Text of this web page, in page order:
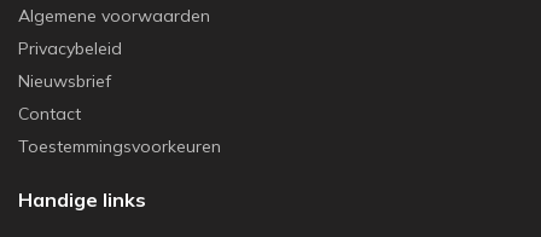
Algemene voorwaarden
Privacybeleid
Nieuwsbrief
Contact
Toestemmingsvoorkeuren
Handige links